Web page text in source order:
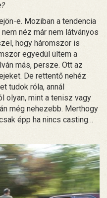
e. Moziban a tendencia
néz már nem látványos
hogy háromszor is
egyedül ültem a
más, persze. Ott az
De rettentő nehéz
tudok róla, annál
olyan, mint a tenisz vagy
még nehezebb. Merthogy
épp ha nincs casting…